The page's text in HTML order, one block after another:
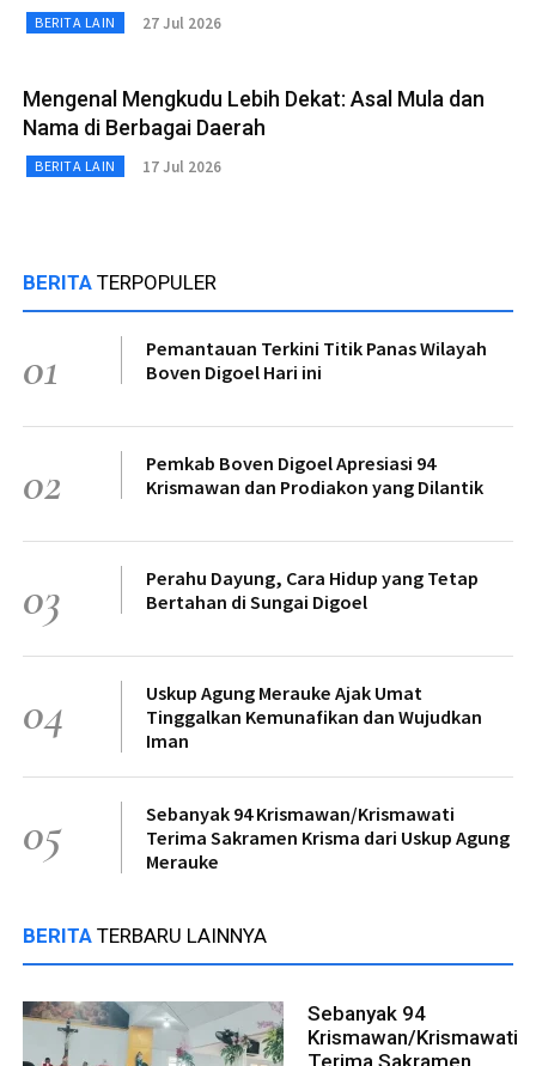
BERITA LAIN 27 Jul 2026
Mengenal Mengkudu Lebih Dekat: Asal Mula dan
Nama di Berbagai Daerah
BERITA LAIN 17 Jul 2026
BERITA TERPOPULER
01
Pemantauan Terkini Titik Panas Wilayah
Boven Digoel Hari ini
02
Pemkab Boven Digoel Apresiasi 94
Krismawan dan Prodiakon yang Dilantik
03
Perahu Dayung, Cara Hidup yang Tetap
Bertahan di Sungai Digoel
04
Uskup Agung Merauke Ajak Umat
Tinggalkan Kemunafikan dan Wujudkan
Iman
05
Sebanyak 94 Krismawan/Krismawati
Terima Sakramen Krisma dari Uskup Agung
Merauke
BERITA TERBARU LAINNYA
Sebanyak 94
Krismawan/Krismawati